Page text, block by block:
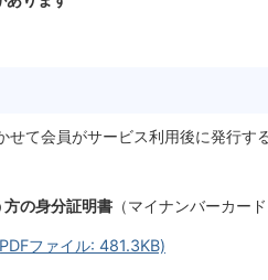
せて会員がサービス利用後に発行す
の身分証明書 （マイナンバーカー
ファイル: 481.3KB)